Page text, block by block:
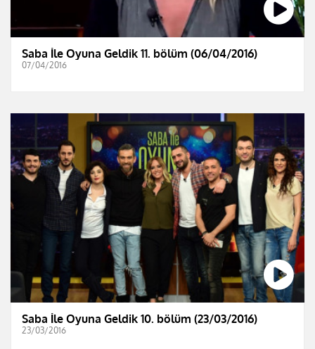
Saba İle Oyuna Geldik 11. bölüm (06/04/2016)
07/04/2016
Saba İle Oyuna Geldik 10. bölüm (23/03/2016)
23/03/2016